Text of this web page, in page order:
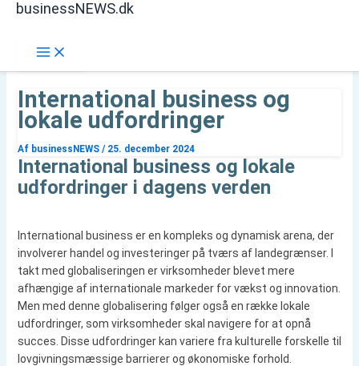
businessNEWS.dk
International business og
lokale udfordringer
Af businessNEWS / 25. december 2024
International business og lokale
udfordringer i dagens verden
International business er en kompleks og dynamisk arena, der
involverer handel og investeringer på tværs af landegrænser. I
takt med globaliseringen er virksomheder blevet mere
afhængige af internationale markeder for vækst og innovation.
Men med denne globalisering følger også en række lokale
udfordringer, som virksomheder skal navigere for at opnå
succes. Disse udfordringer kan variere fra kulturelle forskelle til
lovgivningsmæssige barrierer og økonomiske forhold.